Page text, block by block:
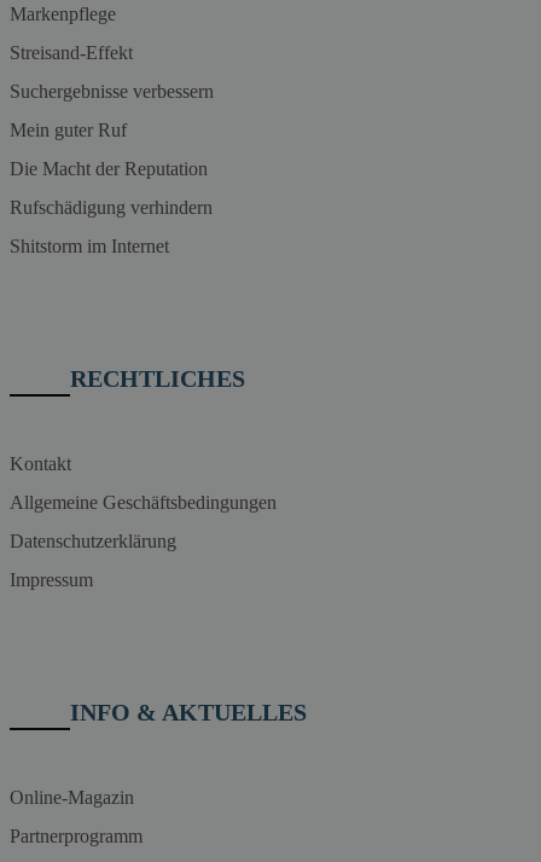
Markenpflege
Streisand-Effekt
Suchergebnisse verbessern
Mein guter Ruf
Die Macht der Reputation
Rufschädigung verhindern
Shitstorm im Internet
RECHTLICHES
Kontakt
Allgemeine Geschäftsbedingungen
Datenschutzerklärung
Impressum
INFO & AKTUELLES
Online-Magazin
Partnerprogramm